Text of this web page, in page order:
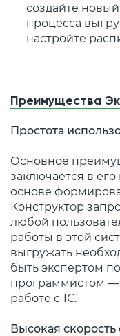
создайте
процесса
настройте
Преимущества
Простота
Основное
заключается в
основе
Конструктор
любой
работы в этой
выгружать
быть экспертом
программистом —
работе с 1С.
Высокая скорость